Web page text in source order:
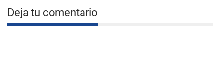
Deja tu comentario